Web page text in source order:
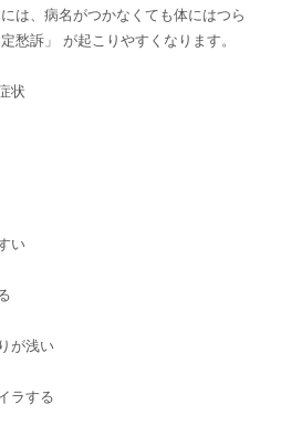
は、病名がつかなくても体にはつら
愁訴」 が起こりやすくなります。
状
い
が浅い
する